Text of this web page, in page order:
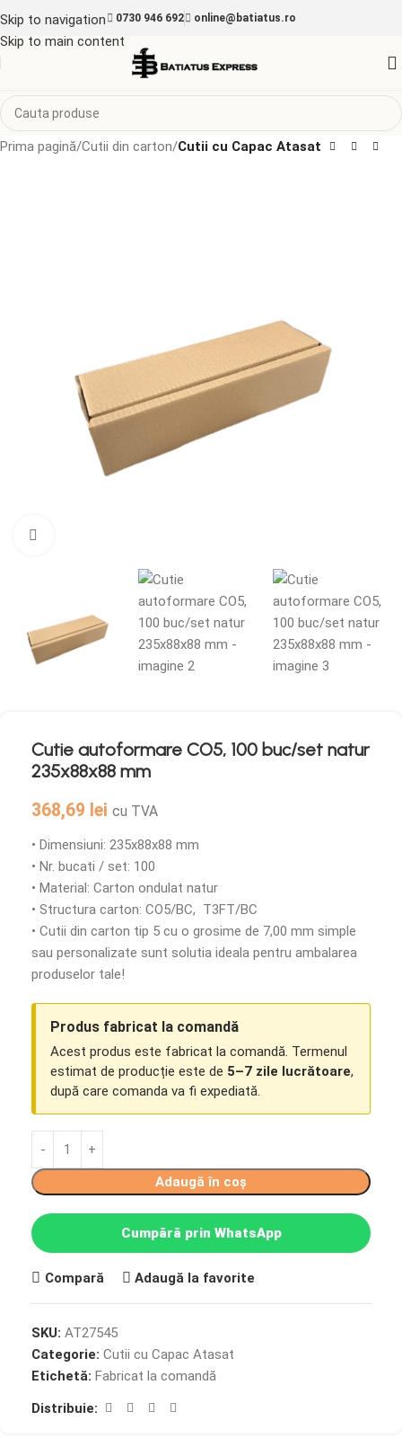
Skip to navigation
Skip to main content
0730 946 692 online@batiatus.ro
Prima pagină Cutii din carton Cutii cu Capac Atasat
Cutie autoformare CO5, 100 buc/set natur
235x88x88 mm
368,69 lei cu TVA
• Dimensiuni: 235x88x88 mm
• Nr. bucati / set: 100
• Material: Carton ondulat natur
• Structura carton: CO5/BC, T3FT/BC
• Cutii din carton tip 5 cu o grosime de 7,00 mm simple
sau personalizate sunt solutia ideala pentru ambalarea
produselor tale!
Produs fabricat la comandă
Acest produs este fabricat la comandă. Termenul
estimat de producție este de 5–7 zile lucrătoare,
după care comanda va fi expediată.
Adaugă în coș
Cumpără prin WhatsApp
Compară Adaugă la favorite
SKU: AT27545
Categorie: Cutii cu Capac Atasat
Etichetă: Fabricat la comandă
Distribuie: